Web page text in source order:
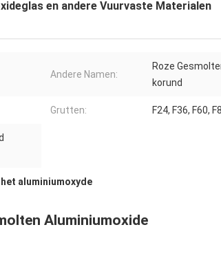
en andere Vuurvaste Materialen
Andere Namen:
Roze
korund
Grutten: F24, F36, F60,
aluminiumoxyde
Aluminiumoxide